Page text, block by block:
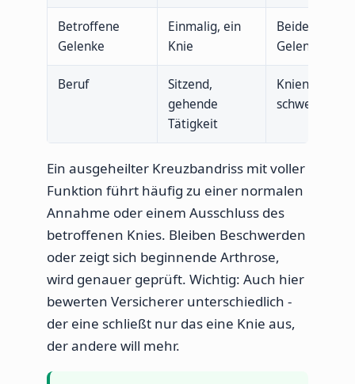
Betroffene
Gelenke
Einmalig, ein
Knie
Beide Knie,
Gelenke
Beruf
Sitzend,
gehende
Tätigkeit
Kniende,
schwere
Ein ausgeheilter Kreuzbandriss mit voller
Funktion führt häufig zu einer normalen
Annahme oder einem Ausschluss des
betroffenen Knies. Bleiben Beschwerden
oder zeigt sich beginnende Arthrose,
wird genauer geprüft. Wichtig: Auch hier
bewerten Versicherer unterschiedlich -
der eine schließt nur das eine Knie aus,
der andere will mehr.